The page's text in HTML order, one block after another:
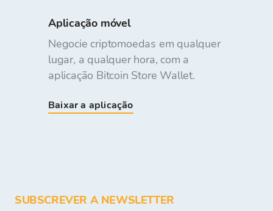
Aplicação móvel
Negocie criptomoedas em qualquer
lugar, a qualquer hora, com a
aplicação Bitcoin Store Wallet.
Baixar a aplicação
SUBSCREVER A NEWSLETTER